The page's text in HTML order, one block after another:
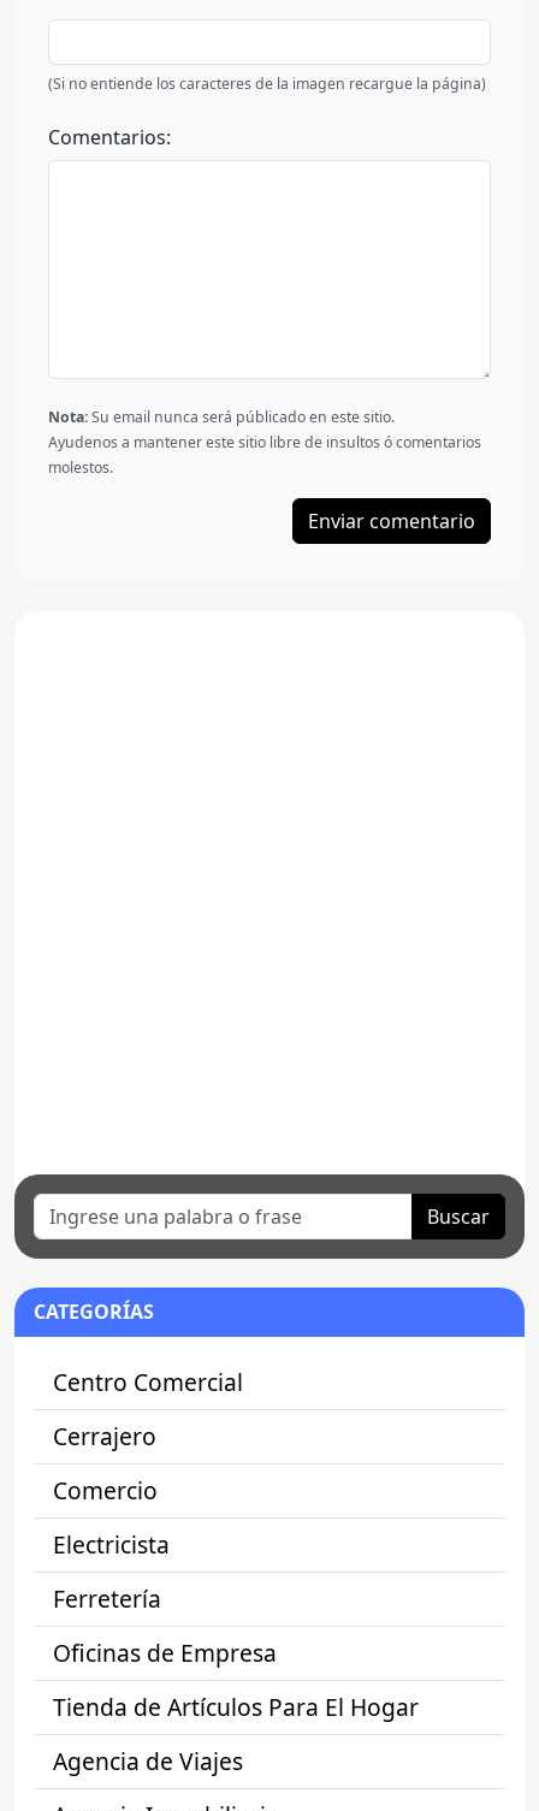
(Si no entiende los caracteres de la imagen recargue la página)
Comentarios:
Nota:Su email nunca será públicado en este sitio.
Ayudenos a mantener este sitio libre de insultos ó comentarios
molestos.
Enviar comentario
Buscar
CATEGORÍAS
Centro Comercial
Cerrajero
Comercio
Electricista
Ferretería
Oficinas de Empresa
Tienda de Artículos Para El Hogar
Agencia de Viajes